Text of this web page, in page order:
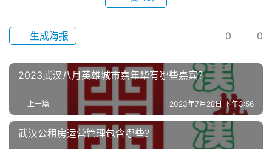
旅
游
0 0
生成海报
2023武汉八月英雄城市嘉年华有哪些嘉宾？
上一篇 2023年7月28日 下午3:56
武汉公租房运营管理包含哪些？